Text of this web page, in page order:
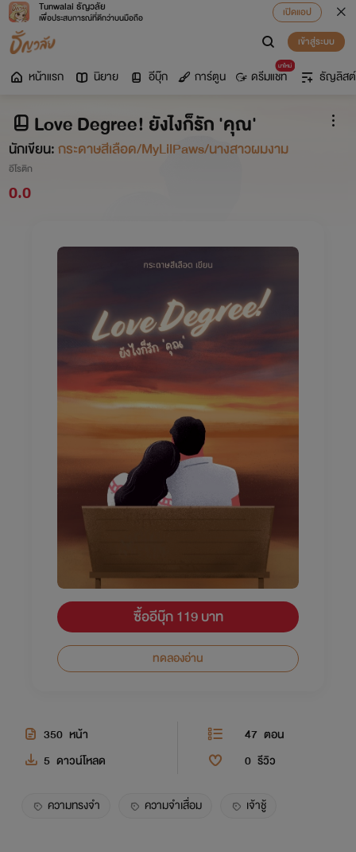
Tunwalai ธัญวลัย
เพื่อประสบการณ์ที่ดีกว่าบนมือถือ
เปิดแอป
เข้าสู่ระบบ
หน้าแรก นิยาย อีบุ๊ก การ์ตูน
มาใหม่
ดรีมแชท ธัญลิสต์
Love Degree! ยังไงก็รัก 'คุณ'
นักเขียน:กระดาษสีเลือด/MyLilPaws/นางสาวผมงาม
อีโรติก
0.0
ซื้ออีบุ๊ก 119 บาท
ทดลองอ่าน
350 หน้า 47 ตอน
5 ดาวน์โหลด 0 รีวิว
ความทรงจำ ความจำเสื่อม เจ้าชู้